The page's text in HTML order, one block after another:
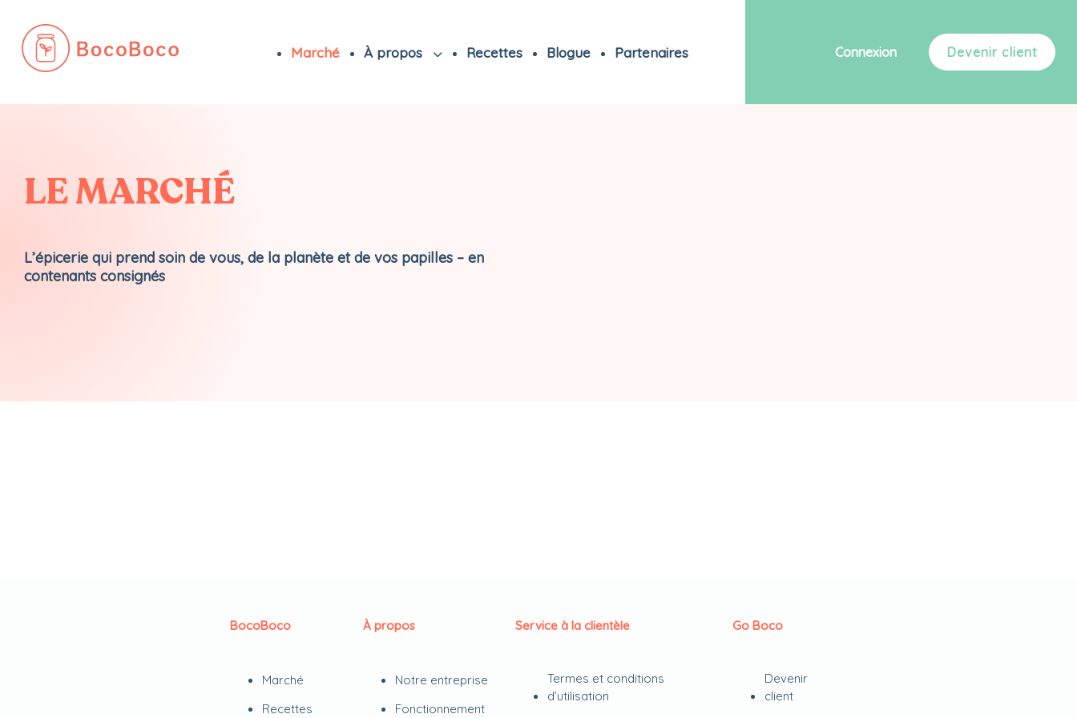
Marché À propos Recettes Blogue Partenaires Connexion Devenir client
LE MARCHÉ
L’épicerie qui prend soin de vous, de la planète et de vos papilles – en
contenants consignés
BocoBoco
Marché
Recettes
À propos
Notre entreprise
Fonctionnement
Service à la clientèle
Termes et conditions
d’utilisation
Go Boco
Devenir
client